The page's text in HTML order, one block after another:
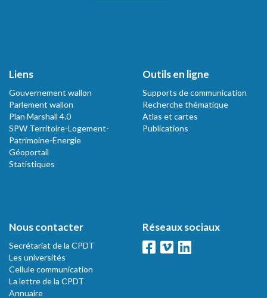
Liens
Gouvernement wallon
Parlement wallon
Plan Marshall 4.0
SPW Territoire-Logement-
Patrimoine-Energie
Géoportail
Statistiques
Outils en ligne
Supports de communication
Recherche thématique
Atlas et cartes
Publications
Nous contacter
Secrétariat de la CPDT
Les universités
Cellule communication
La lettre de la CPDT
Annuaire
Réseaux sociaux